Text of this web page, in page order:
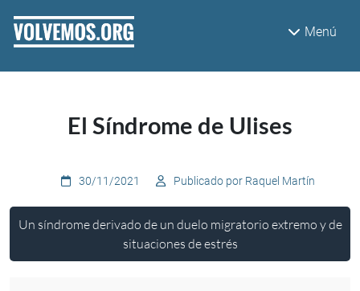
Menú
El Síndrome de Ulises
30/11/2021 Publicado por Raquel Martín
Un síndrome derivado de un duelo migratorio extremo y de
situaciones de estrés